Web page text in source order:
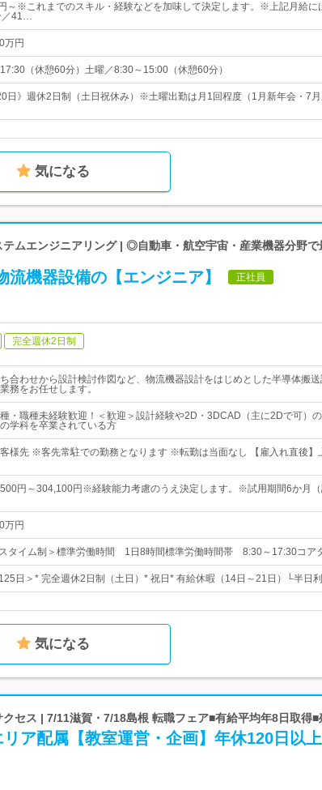
～※これまでのスキル・経験などを加味して決定します。※上記月給に
／41…
万円
（休憩60分）土曜／8:30～15:00（休憩60分）
日》週休2日制（土日祝休み）※土曜出勤は月1回程度（1月新年会・7
気になる
テムエンジニアリング | ◎自動車・航空宇宙・産業機器分野
流機器設備の【エンジニア】 正社員
完全週休2日制
合わせから設計検討作図など、物流機器設計をはじめとした半導体搬
務をお任せします。
・職種未経験歓迎！＜歓迎＞設計経験や2D・3DCAD（主に2Dで可）
学科を卒業されている方
様先 ※客先常駐での勤務となります ※転勤は当面なし 【雇入れ直後】
円～304,100円※経験能力考慮のうえ決定します。※試用期間6か月
万円
タイム制＞標準労働時間 1日8時間標準労働時間帯 8:30～17:30コ
日＞* 完全週休2日制（土日）* 祝日* 有給休暇（14日～21日）└半日
気になる
セス | 7/11滋賀・7/18島根 転職フェア■有給平均年8日取得
リア配属【教室運営・企画】年休120日以